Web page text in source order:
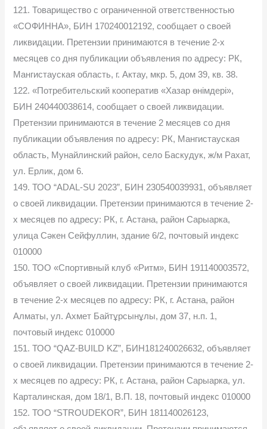
121. Товарищество с ограниченной ответственностью
«СОФИННА», БИН 170240012192, сообщает о своей
ликвидации. Претензии принимаются в течение 2-х
месяцев со дня публикации объявления по адресу: РК,
Мангистауская область, г. Актау, мкр. 5, дом 39, кв. 38.
122. «Потребительский кооператив «Хазар өнімдері»,
БИН 240440038614, сообщает о своей ликвидации.
Претензии принимаются в течение 2 месяцев со дня
публикации объявления по адресу: РК, Мангистауская
область, Мунайлинский район, село Баскудук, ж/м Рахат,
ул. Ерлик, дом 6.
149. ТОО “ADAL-SU 2023”, БИН 230540039931, объявляет
о своей ликвидации. Претензии принимаются в течение 2-
х месяцев по адресу: РК, г. Астана, район Сарыарка,
улица Сәкен Сейфуллин, здание 6/2, почтовый индекс
010000
150. ТОО «Спортивный клуб «Ритм», БИН 191140003572,
объявляет о своей ликвидации. Претензии принимаются
в течение 2-х месяцев по адресу: РК, г. Астана, район
Алматы, ул. Ахмет Байтұрсынұлы, дом 37, н.п. 1,
почтовый индекс 010000
151. ТОО “QAZ-BUILD KZ”, БИН181240026632, объявляет
о своей ликвидации. Претензии принимаются в течение 2-
х месяцев по адресу: РК, г. Астана, район Сарыарка, ул.
Карталинская, дом 18/1, В.П. 18, почтовый индекс 010000
152. ТОО “STROUDEKOR”, БИН 181140026123,